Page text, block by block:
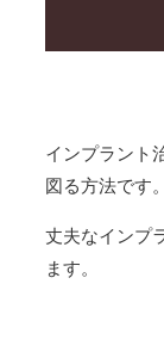
インプラント
図る方法です
丈夫なインプ
ます。